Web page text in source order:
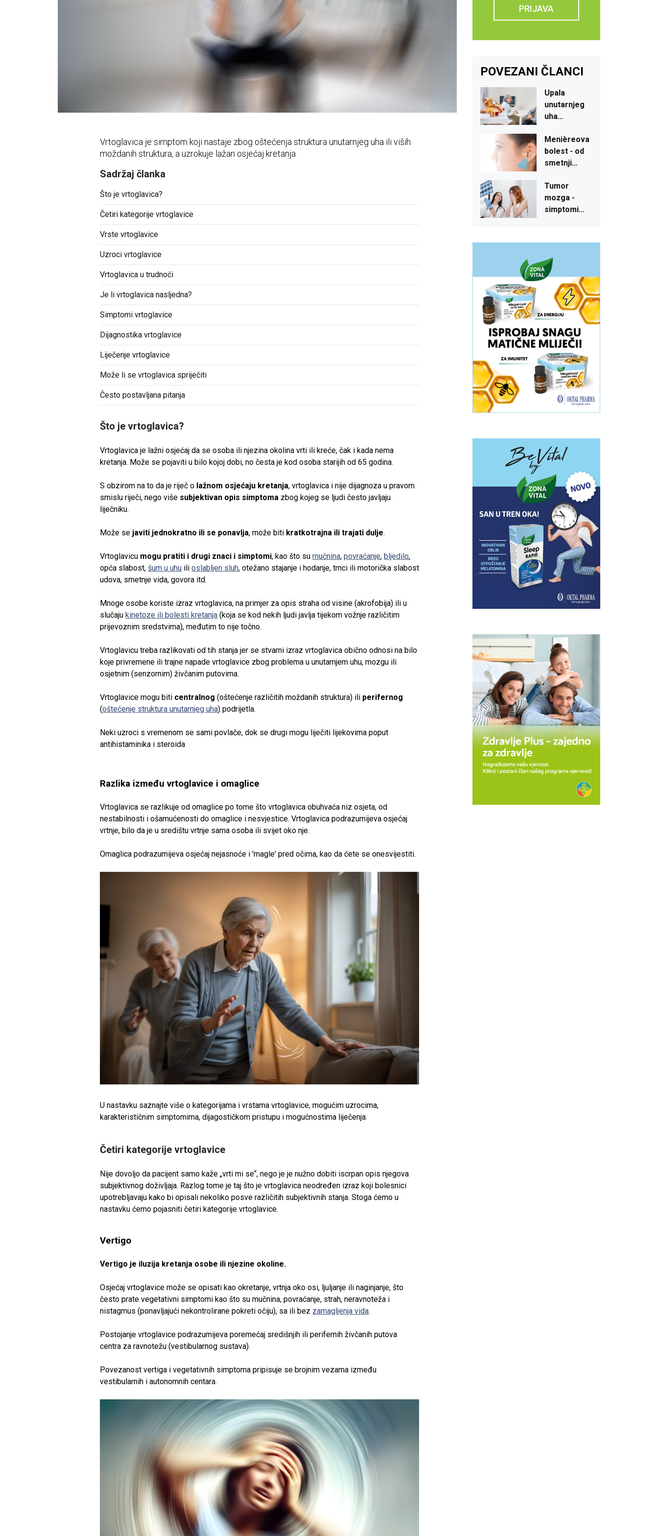
Živčani i mentalni sustav
Vrtoglavica je simptom koji nastaje zbog oštećenja struktura unutarnjeg uha ili viših
moždanih struktura, a uzrokuje lažan osjećaj kretanja
Sadržaj članka
Što je vrtoglavica?
Četiri kategorije vrtoglavice
Vrste vrtoglavice
Uzroci vrtoglavice
Vrtoglavica u trudnoći
Je li vrtoglavica nasljedna?
Simptomi vrtoglavice
Dijagnostika vrtoglavice
Liječenje vrtoglavice
Može li se vrtoglavica spriječiti
Često postavljana pitanja
Što je vrtoglavica?
Vrtoglavica je lažni osjećaj da se osoba ili njezina okolina vrti ili kreće, čak i kada nema
kretanja. Može se pojaviti u bilo kojoj dobi, no česta je kod osoba starijih od 65 godina.
S obzirom na to da je riječ o lažnom osjećaju kretanja, vrtoglavica i nije dijagnoza u pravom
smislu riječi, nego više subjektivan opis simptoma zbog kojeg se ljudi često javljaju
liječniku.
Može se javiti jednokratno ili se ponavlja, može biti kratkotrajna ili trajati dulje.
Vrtoglavicu mogu pratiti i drugi znaci i simptomi, kao što sumučnina,povraćanje,bljedilo,
opća slabost,šum u uhu ilioslabljen sluh, otežano stajanje i hodanje, trnci ili motorička slabost
udova, smetnje vida, govora itd.
Mnoge osobe koriste izraz vrtoglavica, na primjer za opis straha od visine (akrofobija) ili u
slučajukinetoze ili bolesti kretanja (koja se kod nekih ljudi javlja tijekom vožnje različitim
prijevoznim sredstvima), međutim to nije točno.
Vrtoglavicu treba razlikovati od tih stanja jer se stvarni izraz vrtoglavica obično odnosi na bilo
koje privremene ili trajne napade vrtoglavice zbog problema u unutarnjem uhu, mozgu ili
osjetnim (senzornim) živčanim putovima.
Vrtoglavice mogu biti centralnog (oštećenje različitih moždanih struktura) ili perifernog
(oštećenje struktura unutarnjeg uha) podrijetla.
Neki uzroci s vremenom se sami povlače, dok se drugi mogu liječiti lijekovima poput
antihistaminika i steroida
Razlika između vrtoglavice i omaglice
Vrtoglavica se razlikuje od omaglice po tome što vrtoglavica obuhvaća niz osjeta, od
nestabilnosti i ošamućenosti do omaglice i nesvjestice. Vrtoglavica podrazumijeva osjećaj
vrtnje, bilo da je u središtu vrtnje sama osoba ili svijet oko nje.
Omaglica podrazumijeva osjećaj nejasnoće i 'magle' pred očima, kao da ćete se onesvijestiti.
U nastavku saznajte više o kategorijama i vrstama vrtoglavice, mogućim uzrocima,
karakterističnim simptomima, dijagostičkom pristupu i mogućnostima liječenja.
Četiri kategorije vrtoglavice
Nije dovoljo da pacijent samo kaže „vrti mi se“, nego je je nužno dobiti iscrpan opis njegova
subjektivnog doživljaja. Razlog tome je taj što je vrtoglavica neodređen izraz koji bolesnici
upotrebljavaju kako bi opisali nekoliko posve različitih subjektivnih stanja. Stoga ćemo u
nastavku ćemo pojasniti četiri kategorije vrtoglavice.
Vertigo
Vertigo je iluzija kretanja osobe ili njezine okoline.
Osjećaj vrtoglavice može se opisati kao okretanje, vrtnja oko osi, ljuljanje ili naginjanje, što
često prate vegetativni simptomi kao što su mučnina, povraćanje, strah, neravnoteža i
nistagmus (ponavljajući nekontrolirane pokreti očiju), sa ili bez zamagljenja vida.
Postojanje vrtoglavice podrazumijeva poremećaj središnjih ili perifernih živčanih putova
centra za ravnotežu (vestibularnog sustava).
Povezanost vertiga i vegetativnih simptoma pripisuje se brojnim vezama između
vestibularnih i autonomnih centara.
PRIJAVA
POVEZANI ČLANCI
Upala
unutarnjeg
uha...
Menièreova
bolest - od
smetnji...
Tumor
mozga -
simptomi...